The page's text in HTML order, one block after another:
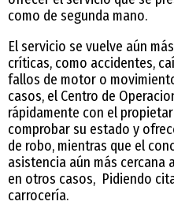
como de segunda mano.
El servicio se vuelve aún
críticas, como accidentes,
fallos de motor o
casos, el Centro de
rápidamente con el
comprobar su estado y
de robo, mientras que el
asistencia aún más cercana
en otros casos, Pidiendo
carrocería.